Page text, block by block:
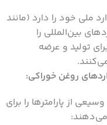
ملی خود را دارد (مانند
بین‌المللی را
تولید و عرضه
روغن خوراکی:
از پارامترها را برای